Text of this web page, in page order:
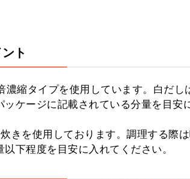
ト
濃縮タイプを使用しています。白だ
ッケージに記載されている分量を目安
きを使用しております。調理する際
下程度を目安に入れてください。